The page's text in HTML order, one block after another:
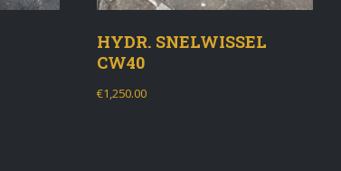
HYDR. SNELWISSEL
CW40
€1,250.00